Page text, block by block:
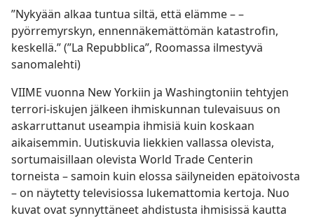
”Nykyään alkaa tuntua siltä, että elämme – –
pyörremyrskyn, ennennäkemättömän katastrofin,
keskellä.” (”La Repubblica”, Roomassa ilmestyvä
sanomalehti)
VIIME vuonna New Yorkiin ja Washingtoniin tehtyjen
terrori-iskujen jälkeen ihmiskunnan tulevaisuus on
askarruttanut useampia ihmisiä kuin koskaan
aikaisemmin. Uutiskuvia liekkien vallassa olevista,
sortumaisillaan olevista World Trade Centerin
torneista – samoin kuin elossa säilyneiden epätoivosta
– on näytetty televisiossa lukemattomia kertoja. Nuo
kuvat ovat synnyttäneet ahdistusta ihmisissä kautta